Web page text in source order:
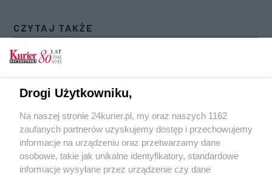
CZYTAJ TAKŻE
Na rogu Dworcowej i Rybackiej. Kwadratura
krawężnika
Remont ulicy Dworcowej. Zmiany będą istotne
[GALERIA]
Pierwsza sesja RM Szczecina po wakacjach.
Działka i ławeczka podzieliły radnych
POGODA
Drogi Użytkowniku,
Na naszej stronie 24kurier.pl, my oraz naszych 1162
zaufanych partnerów uzyskujemy dostęp i przechowujemy
informacje na urządzeniu oraz przetwarzamy dane
osobowe, takie jak unikalne identyfikatory, standardowe
informacje wysyłane przez urządzenie czy dane